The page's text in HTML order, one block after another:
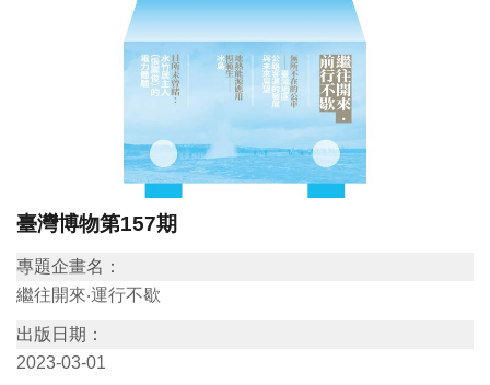
覽
資
訊
教
臺灣博物第157期
專題企畫名：
繼往開來‧運行不歇
出版日期：
2023-03-01